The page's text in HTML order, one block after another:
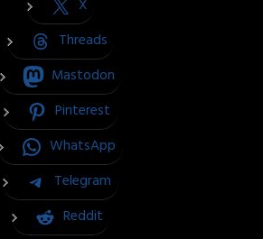
X
Threads
Mastodon
Pinterest
WhatsApp
Telegram
Reddit